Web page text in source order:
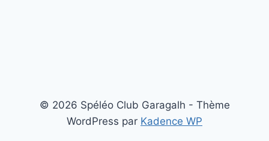
© 2026 Spéléo Club Garagalh - Thème
WordPress par Kadence WP